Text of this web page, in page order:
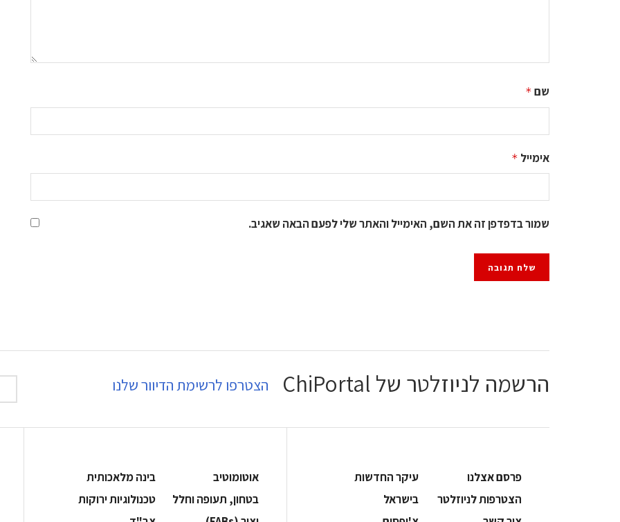
שם *
אימייל *
שמור בדפדפן זה את השם, האימייל והאתר שלי לפעם הבאה שאגיב.
הרשמה לניוזלטר של ChiPortal הצטרפו לרשימת הדיוור שלנו
פרסם אצלנו
עיקר החדשות
הצטרפות לניוזלטר
בישראל
אוטומוטיב
בינה מלאכותית
בטחון, תעופה וחלל
‫טכנולוגיות ירוקות‬